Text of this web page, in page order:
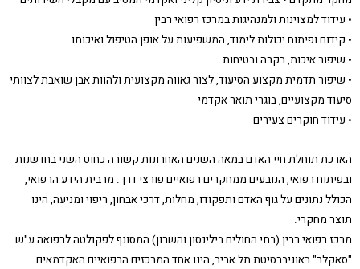
• עידוד למצוינות ולמנהיגות במרכז רפואי רבין
• קידום ופיתוח יכולות לימוד, המשפיעות על אופן הטיפול ואיכותו
• שיפור איכות, בקרה ובטיחות
• שיפור תדמית מקצוע הסיעוד, לצור גאווה מקצועית ולהוות אבן שואבת לצוותי
סיעוד מקצועיים, בוגרי תואר אקדמי
• עידוד חוקרים צעירים
הארכת תוחלת חיי האדם במאה השנים האחרונות קשורה כחוט השני בחדשנות
ובפיתוח רפואי, הנובעים ממחקרים רפואיים פורצי דרך. מרבית הידע הרפואי,
הכולל נתונים על גוף האדם ותפקודו, מחלות, דרכי אבחון, ריפוי ומניעה, הינו
תוצר מחקרי.
מרכז רפואי רבין (בתי החולים בילינסון והשרון) המסונף לפקולטה לרפואה ע"ש
"סאקלר" באוניברסיטת תל אביב, הינו אחד המרכזים הרפואיים האקדמאים